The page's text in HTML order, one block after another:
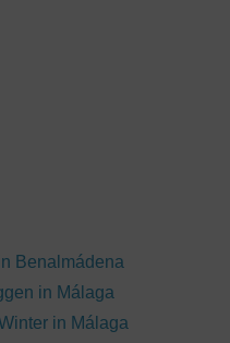
Benalmádena
in Málaga
in Málaga